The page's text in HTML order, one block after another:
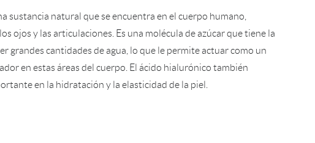
sustancia natural que se encuentra en el cuerpo humano,
ojos y las articulaciones. Es una molécula de azúcar que tiene la
grandes cantidades de agua, lo que le permite actuar como un
en estas áreas del cuerpo. El ácido hialurónico también
en la hidratación y la elasticidad de la piel.